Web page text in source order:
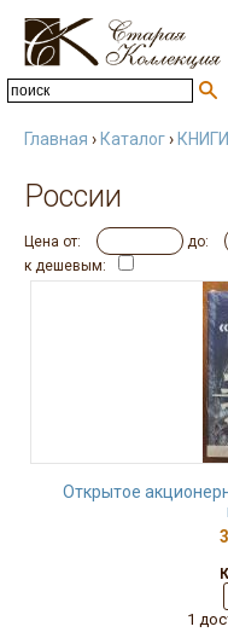
Главная › Каталог› КНИГИ
России
Цена от: до:
к дешевым:
Открытое
1